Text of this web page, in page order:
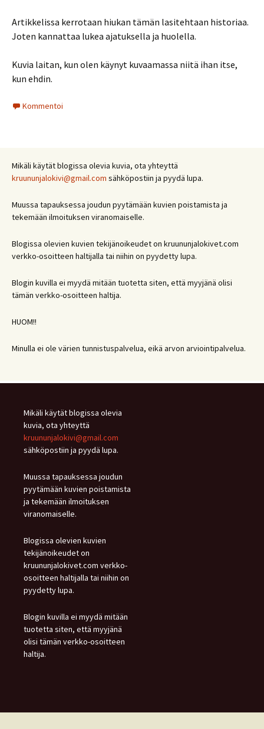
Artikkelissa kerrotaan hiukan tämän lasitehtaan historiaa.
Joten kannattaa lukea ajatuksella ja huolella.
Kuvia laitan, kun olen käynyt kuvaamassa niitä ihan itse,
kun ehdin.
Kommentoi
Mikäli käytät blogissa olevia kuvia, ota yhteyttä
kruununjalokivi@gmail.com sähköpostiin ja pyydä lupa.
Muussa tapauksessa joudun pyytämään kuvien poistamista ja
tekemään ilmoituksen viranomaiselle.
Blogissa olevien kuvien tekijänoikeudet on kruununjalokivet.com
verkko-osoitteen haltijalla tai niihin on pyydetty lupa.
Blogin kuvilla ei myydä mitään tuotetta siten, että myyjänä olisi
tämän verkko-osoitteen haltija.
HUOM!!
Minulla ei ole värien tunnistuspalvelua, eikä arvon arviointipalvelua.
Mikäli käytät blogissa olevia
kuvia, ota yhteyttä
kruununjalokivi@gmail.com
sähköpostiin ja pyydä lupa.
Muussa tapauksessa joudun
pyytämään kuvien poistamista
ja tekemään ilmoituksen
viranomaiselle.
Blogissa olevien kuvien
tekijänoikeudet on
kruununjalokivet.com verkko-
osoitteen haltijalla tai niihin on
pyydetty lupa.
Blogin kuvilla ei myydä mitään
tuotetta siten, että myyjänä
olisi tämän verkko-osoitteen
haltija.